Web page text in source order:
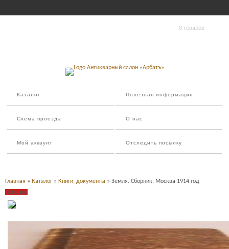
0 товаров
Каталог Полезная информация
Схема проезда О нас
Мой аккаунт Отследить посылку
Главная » Каталог » Книги, документы » Земля. Сборник. Москва 1914 год
Продано